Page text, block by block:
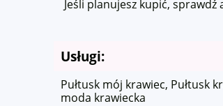
Jeśli planujesz kupić,
Usługi:
Pułtusk mój krawiec, Pułtusk
moda krawiecka